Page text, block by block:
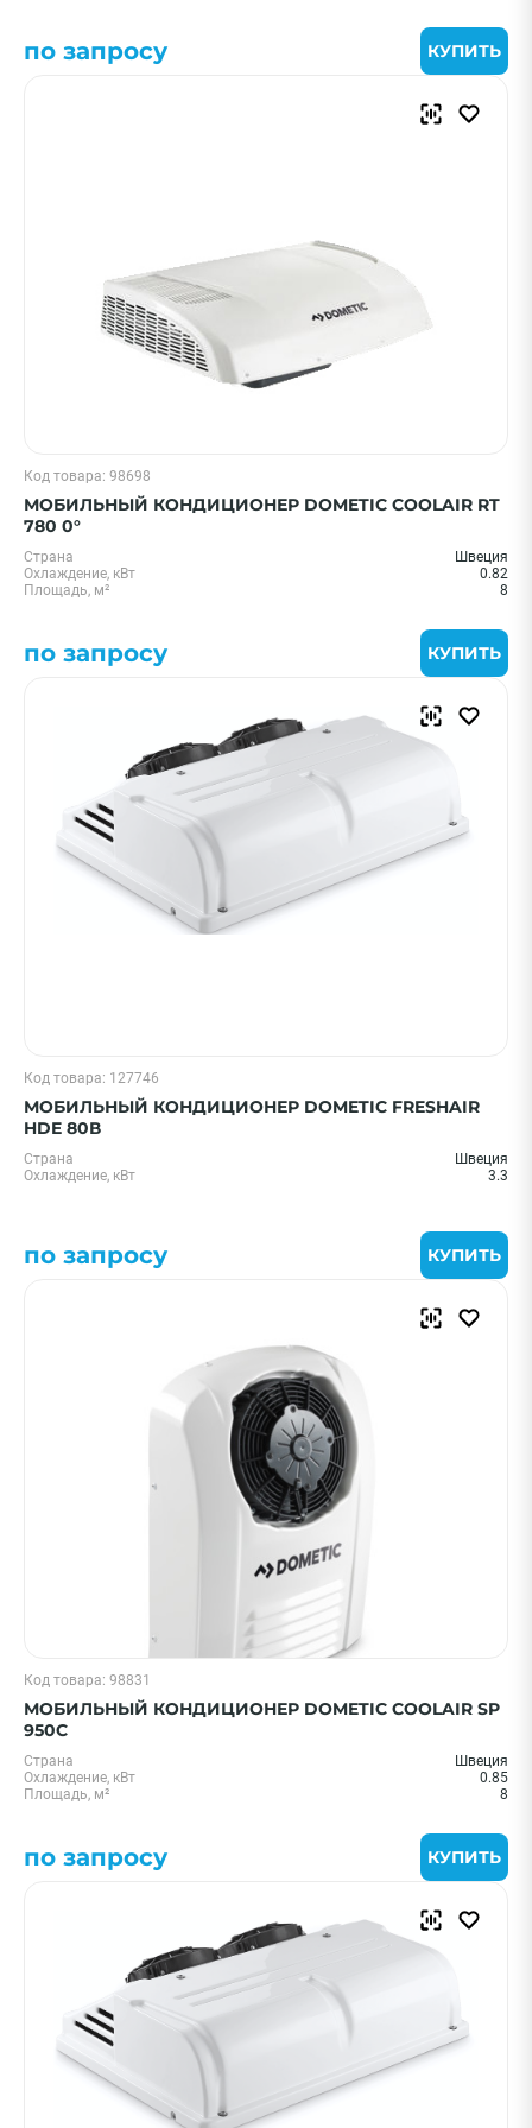
по запросу КУПИТЬ
Код товара: 98698
МОБИЛЬНЫЙ КОНДИЦИОНЕР DOMETIC COOLAIR RT
780 0°
Страна
Швеция
Охлаждение, кВт
0.82
Площадь, м²
8
по запросу КУПИТЬ
Код товара: 127746
МОБИЛЬНЫЙ КОНДИЦИОНЕР DOMETIC FRESHAIR
HDE 80В
Страна
Швеция
Охлаждение, кВт
3.3
по запросу КУПИТЬ
Код товара: 98831
МОБИЛЬНЫЙ КОНДИЦИОНЕР DOMETIC COOLAIR SP
950C
Страна
Швеция
Охлаждение, кВт
0.85
Площадь, м²
8
по запросу КУПИТЬ